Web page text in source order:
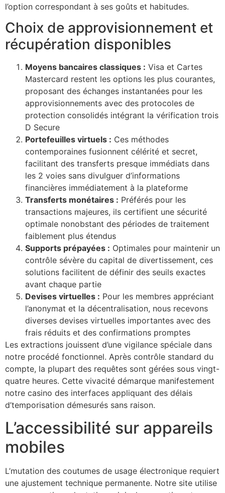
l’option correspondant à ses goûts et habitudes.
Choix de approvisionnement et
récupération disponibles
Moyens bancaires classiques : Visa et Cartes
Mastercard restent les options les plus courantes,
proposant des échanges instantanées pour les
approvisionnements avec des protocoles de
protection consolidés intégrant la vérification trois
D Secure
Portefeuilles virtuels : Ces méthodes
contemporaines fusionnent célérité et secret,
facilitant des transferts presque immédiats dans
les 2 voies sans divulguer d’informations
financières immédiatement à la plateforme
Transferts monétaires : Préférés pour les
transactions majeures, ils certifient une sécurité
optimale nonobstant des périodes de traitement
faiblement plus étendus
Supports prépayées : Optimales pour maintenir un
contrôle sévère du capital de divertissement, ces
solutions facilitent de définir des seuils exactes
avant chaque partie
Devises virtuelles : Pour les membres appréciant
l’anonymat et la décentralisation, nous recevons
diverses devises virtuelles importantes avec des
frais réduits et des confirmations promptes
Les extractions jouissent d’une vigilance spéciale dans
notre procédé fonctionnel. Après contrôle standard du
compte, la plupart des requêtes sont gérées sous vingt-
quatre heures. Cette vivacité démarque manifestement
notre casino des interfaces appliquant des délais
d’temporisation démesurés sans raison.
L’accessibilité sur appareils
mobiles
L’mutation des coutumes de usage électronique requiert
une ajustement technique permanente. Notre site utilise